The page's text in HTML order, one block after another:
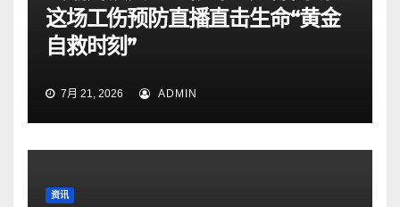
这场工伤预防直播直击生命“黄金
自救时刻”
7月 21, 2026 ADMIN
资讯